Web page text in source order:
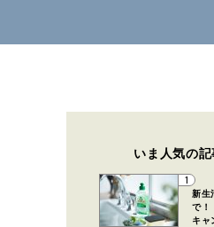
いま人気の
1
新生
で！
キャ